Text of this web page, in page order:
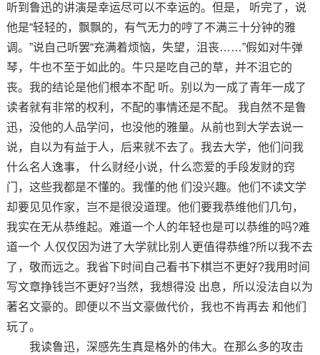
听到鲁迅的讲演是幸运尽可以不幸运的。但是， 听完了，说
他是“轻轻的，飘飘的，有气无力的哼了不满三十分钟的雅
调。”说自己听罢“充满着烦恼，失望，沮丧……”假如对牛弹
琴，牛也不至于如此的。牛只是吃自己的草，并不沮它的
丧。我的结论是他们根本不配 听。别以为一成了青年一成了
读者就有非常的权利，不配的事情还是不配。 我自然不是鲁
迅，没他的人品学问，也没他的雅量。从前也到大学去说一
说，自以为有益于人，后来就不去了。我去大学，他们问我
什么名人逸事， 什么财经小说，什么恋爱的手段发财的窍
门，这些我都是不懂的。我懂的他 们没兴趣。他们不读文学
却要见见作家，岂不是很没道理。他们要我恭维他们几句，
我实在无从恭维起。难道一个人的年轻也是可以恭维的吗?难
道一个 人仅仅因为进了大学就比别人更值得恭维?所以我不去
了，敬而远之。我省下时间自己看书下棋岂不更好?我用时间
写文章挣钱岂不更好?当然，我想得没 出息，所以没法自以为
著名文豪的。即便以不当文豪做代价，我也不肯再去 和他们
玩了。
我读鲁迅，深感先生真是格外的伟大。在那么多的攻击